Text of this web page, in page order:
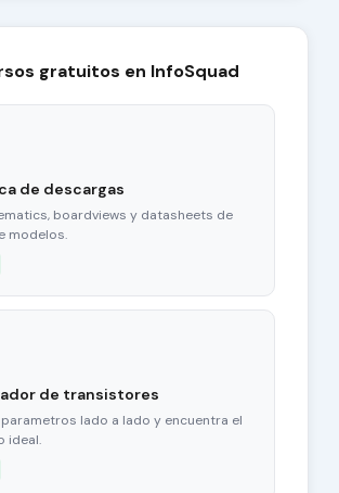
gratuitos en InfoSquad
de descargas
boardviews y datasheets de
modelos.
de transistores
lado a lado y encuentra el
ideal.